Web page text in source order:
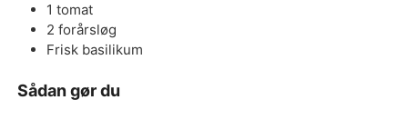
1 tomat
2 forårsløg
Frisk basilikum
Sådan gør du